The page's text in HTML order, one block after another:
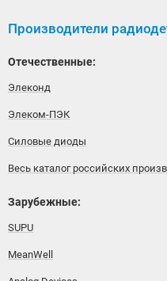
Производители
Отечественные:
Элеконд
Элеком-ПЭК
Силовые диоды
Весь каталог российских
Зарубежные:
SUPU
MeanWell